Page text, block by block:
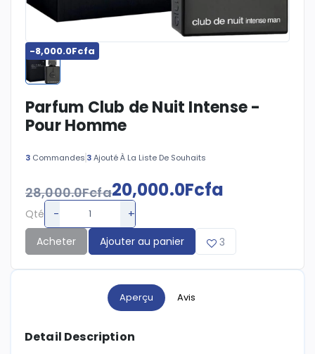
-8,000.0Fcfa
Parfum Club de Nuit Intense -
Pour Homme
3 Commandes 3Ajouté À La Liste De Souhaits
28,000.0Fcfa20,000.0Fcfa
Qté - +
Acheter Ajouter au panier 3
Aperçu Avis
Detail Description